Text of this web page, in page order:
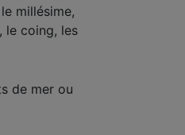
millésime,
le coing, les
de mer ou